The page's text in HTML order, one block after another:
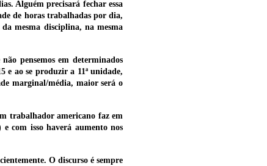
Alguém precisará fechar essa
de horas trabalhadas por dia,
mesma disciplina, na mesma
pensemos em determinados
e ao se produzir a 11ª unidade,
marginal/média, maior será o
trabalhador americano faz em
com isso haverá aumento nos
O discurso é sempre